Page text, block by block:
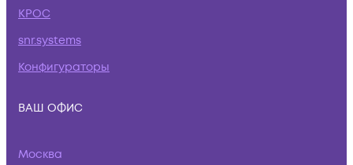
КРОС
snr.systems
Конфигураторы
ВАШ ОФИС
Москва